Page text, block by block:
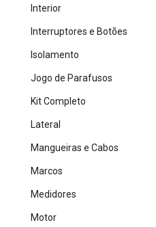
Interior
Interruptores e Botões
Isolamento
Jogo de Parafusos
Kit Completo
Lateral
Mangueiras e Cabos
Marcos
Medidores
Motor